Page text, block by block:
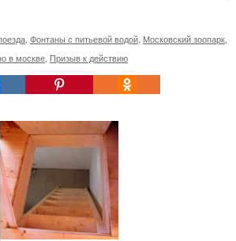
Фонтаны с питьевой водой Московский зоопарк
в москве Призыв к действию